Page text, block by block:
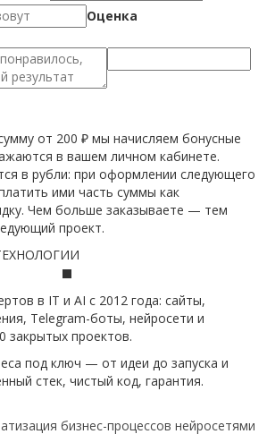
Оценка
от 200 ₽ мы начисляем бонусные
в вашем личном кабинете.
в рубли: при оформлении следующего
ими часть суммы как
Чем больше заказываете — тем
проект.
в IT и AI с 2012 года: сайты,
Telegram-боты, нейросети и
закрытых проектов.
под ключ — от идеи до запуска и
стек, чистый код, гарантия.